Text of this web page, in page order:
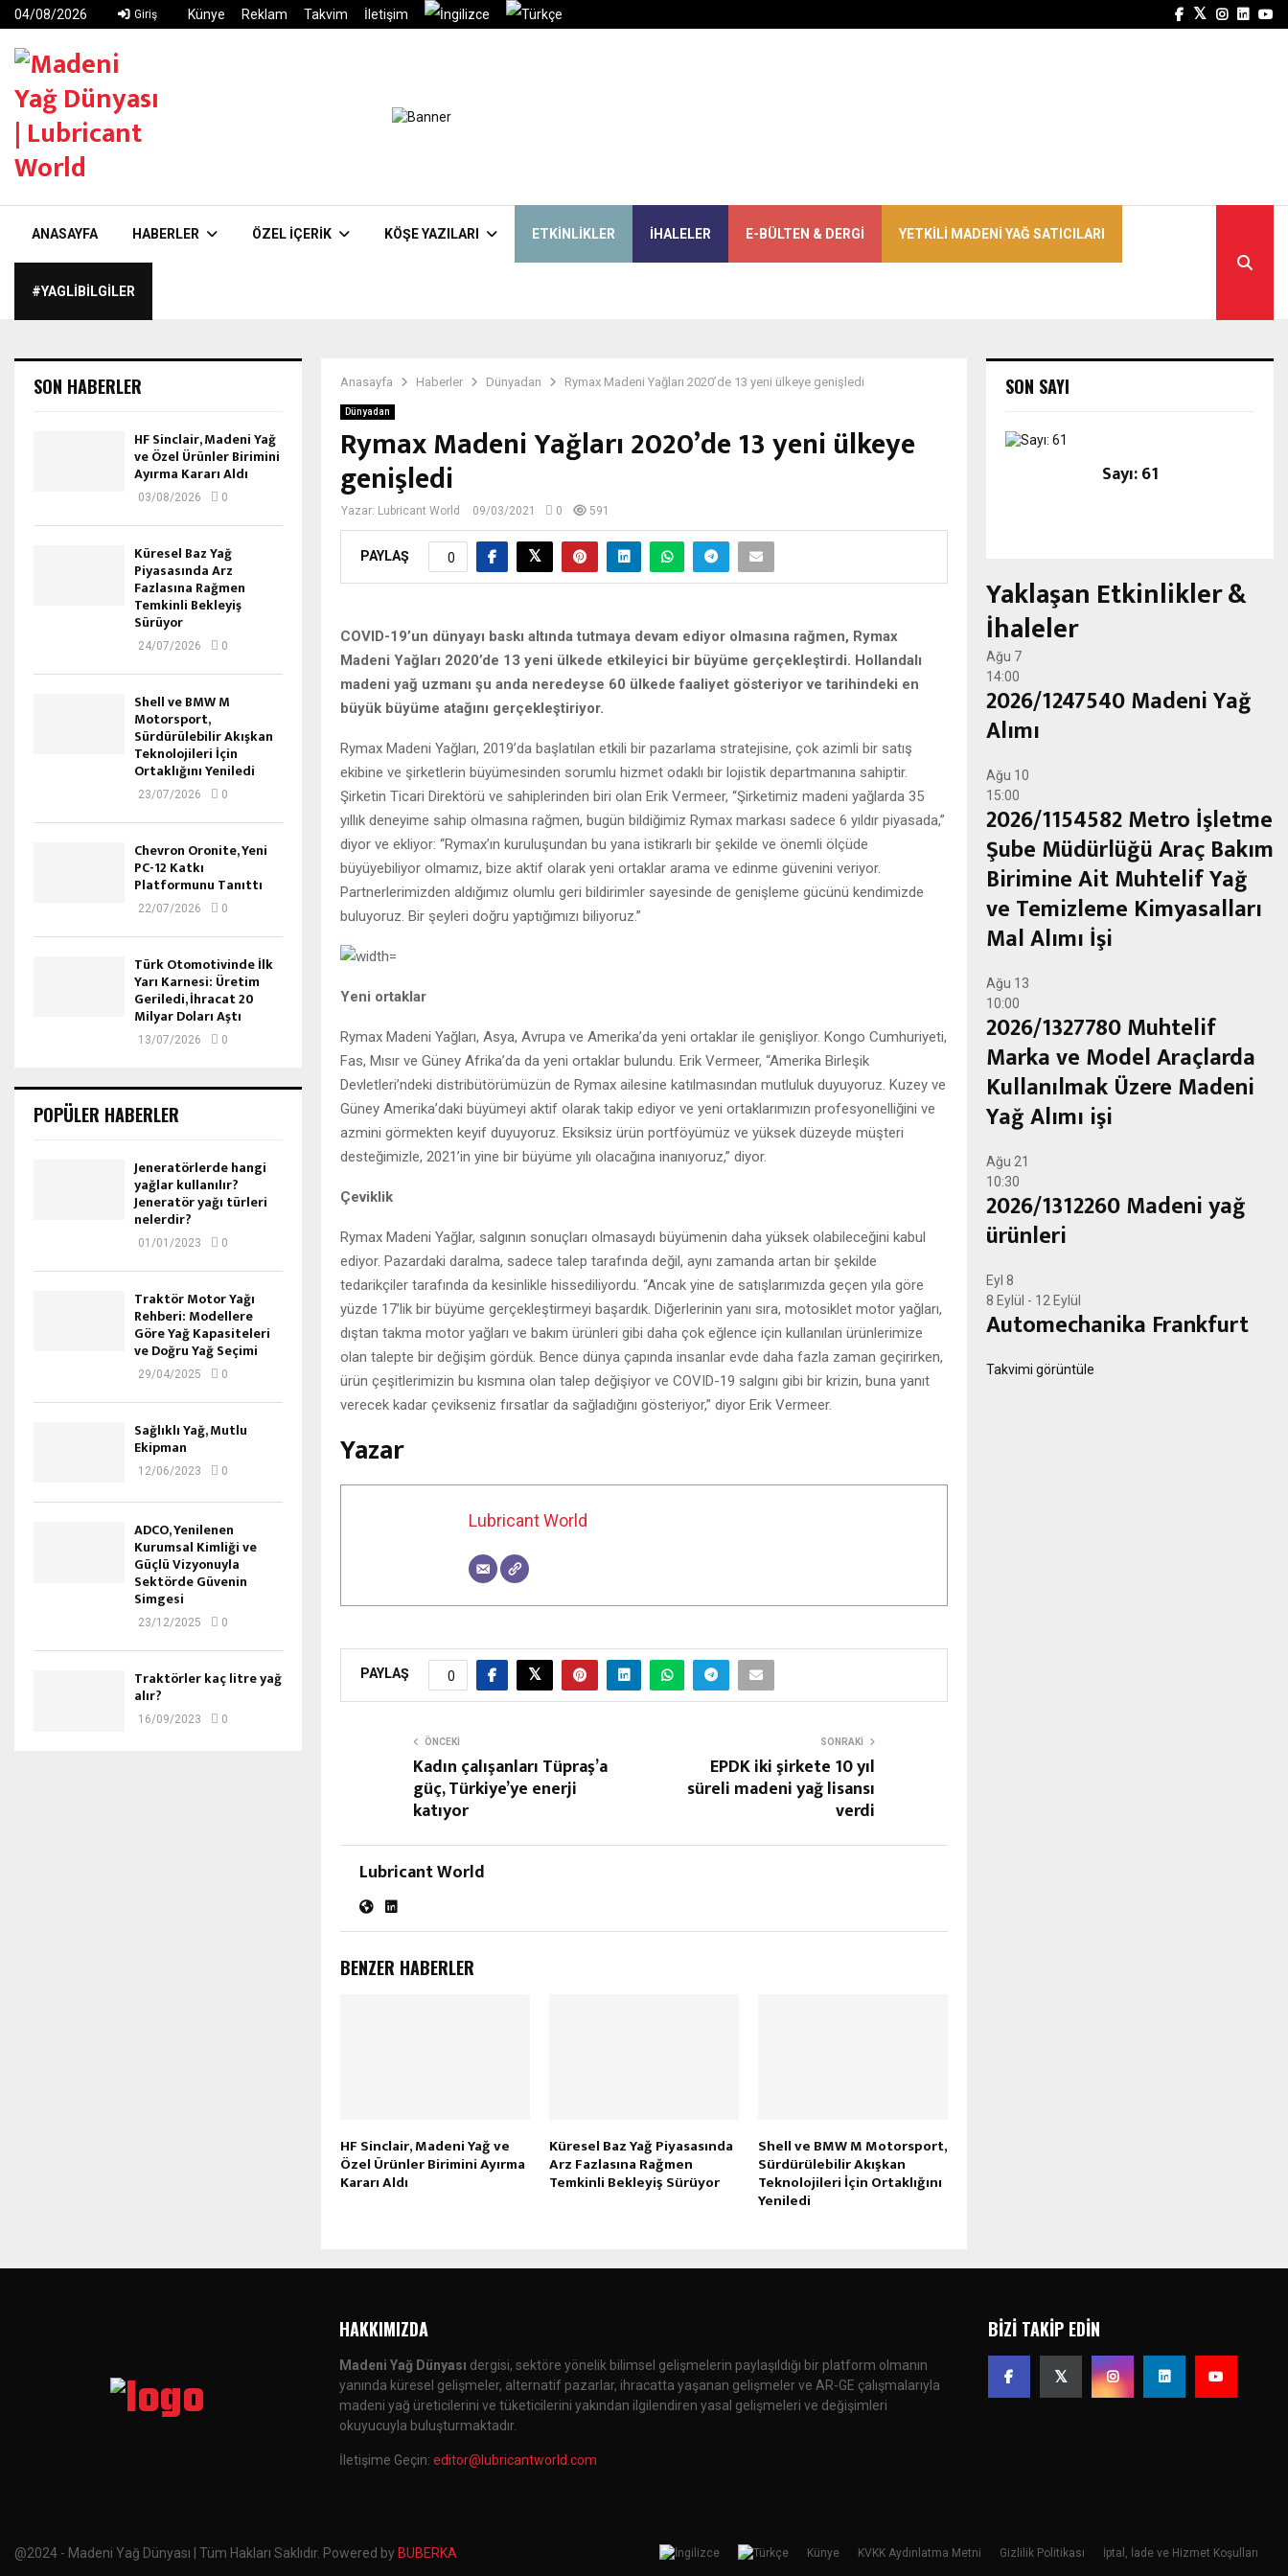
04/08/2026 Giriş Künye Reklam Takvim İletişim Facebook
Twitter
Instagram
ANASAYFA HABERLER ÖZEL İÇERIK KÖŞE YAZILARI ETKINLIKLER İHALELER E-BÜLTEN & DERGI YETKILI MADENI YAĞ SATICILARI
#YAGLIBILGILER
Anasayfa Haberler Dünyadan Rymax Madeni Yağları 2020’de 13 yeni ülkeye genişledi
Dünyadan
Rymax Madeni Yağları 2020’de 13 yeni ülkeye
genişledi
Yazar: Lubricant World 09/03/2021 0 591
PAYLAŞ 0
COVID-19’un dünyayı baskı altında tutmaya devam ediyor olmasına rağmen, Rymax
Madeni Yağları 2020’de 13 yeni ülkede etkileyici bir büyüme gerçekleştirdi. Hollandalı
madeni yağ uzmanı şu anda neredeyse 60 ülkede faaliyet gösteriyor ve tarihindeki en
büyük büyüme atağını gerçekleştiriyor.
Rymax Madeni Yağları, 2019’da başlatılan etkili bir pazarlama stratejisine, çok azimli bir satış
ekibine ve şirketlerin büyümesinden sorumlu hizmet odaklı bir lojistik departmanına sahiptir.
Şirketin Ticari Direktörü ve sahiplerinden biri olan Erik Vermeer, “Şirketimiz madeni yağlarda 35
yıllık deneyime sahip olmasına rağmen, bugün bildiğimiz Rymax markası sadece 6 yıldır piyasada,”
diyor ve ekliyor: “Rymax’ın kuruluşundan bu yana istikrarlı bir şekilde ve önemli ölçüde
büyüyebiliyor olmamız, bize aktif olarak yeni ortaklar arama ve edinme güvenini veriyor.
Partnerlerimizden aldığımız olumlu geri bildirimler sayesinde de genişleme gücünü kendimizde
buluyoruz. Bir şeyleri doğru yaptığımızı biliyoruz.”
Yeni ortaklar
Rymax Madeni Yağları, Asya, Avrupa ve Amerika’da yeni ortaklar ile genişliyor. Kongo Cumhuriyeti,
Fas, Mısır ve Güney Afrika’da da yeni ortaklar bulundu. Erik Vermeer, “Amerika Birleşik
Devletleri’ndeki distribütörümüzün de Rymax ailesine katılmasından mutluluk duyuyoruz. Kuzey ve
Güney Amerika’daki büyümeyi aktif olarak takip ediyor ve yeni ortaklarımızın profesyonelliğini ve
azmini görmekten keyif duyuyoruz. Eksiksiz ürün portföyümüz ve yüksek düzeyde müşteri
desteğimizle, 2021’in yine bir büyüme yılı olacağına inanıyoruz,” diyor.
Çeviklik
Rymax Madeni Yağlar, salgının sonuçları olmasaydı büyümenin daha yüksek olabileceğini kabul
ediyor. Pazardaki daralma, sadece talep tarafında değil, aynı zamanda artan bir şekilde
tedarikçiler tarafında da kesinlikle hissediliyordu. “Ancak yine de satışlarımızda geçen yıla göre
yüzde 17’lik bir büyüme gerçekleştirmeyi başardık. Diğerlerinin yanı sıra, motosiklet motor yağları,
dıştan takma motor yağları ve bakım ürünleri gibi daha çok eğlence için kullanılan ürünlerimize
olan talepte bir değişim gördük. Bence dünya çapında insanlar evde daha fazla zaman geçirirken,
ürün çeşitlerimizin bu kısmına olan talep değişiyor ve COVID-19 salgını gibi bir krizin, buna yanıt
verecek kadar çevikseniz fırsatlar da sağladığını gösteriyor,” diyor Erik Vermeer.
Yazar
Lubricant World
PAYLAŞ 0
ÖNCEKI
Kadın çalışanları Tüpraş’a
güç, Türkiye’ye enerji
katıyor
SONRAKI
EPDK iki şirkete 10 yıl
süreli madeni yağ lisansı
verdi
Lubricant World
BENZER HABERLER
HF Sinclair, Madeni Yağ ve
Özel Ürünler Birimini Ayırma
Kararı Aldı
Küresel Baz Yağ Piyasasında
Arz Fazlasına Rağmen
Temkinli Bekleyiş Sürüyor
Shell ve BMW M Motorsport,
Sürdürülebilir Akışkan
Teknolojileri İçin Ortaklığını
Yeniledi
SON HABERLER
HF Sinclair, Madeni Yağ
ve Özel Ürünler Birimini
Ayırma Kararı Aldı
03/08/2026 0
Küresel Baz Yağ
Piyasasında Arz
Fazlasına Rağmen
Temkinli Bekleyiş
Sürüyor
24/07/2026 0
Shell ve BMW M
Motorsport,
Sürdürülebilir Akışkan
Teknolojileri İçin
Ortaklığını Yeniledi
23/07/2026 0
Chevron Oronite, Yeni
PC-12 Katkı
Platformunu Tanıttı
22/07/2026 0
Türk Otomotivinde İlk
Yarı Karnesi: Üretim
Geriledi, İhracat 20
Milyar Doları Aştı
13/07/2026 0
POPÜLER HABERLER
Jeneratörlerde hangi
yağlar kullanılır?
Jeneratör yağı türleri
nelerdir?
01/01/2023 0
Traktör Motor Yağı
Rehberi: Modellere
Göre Yağ Kapasiteleri
ve Doğru Yağ Seçimi
29/04/2025 0
Sağlıklı Yağ, Mutlu
Ekipman
12/06/2023 0
ADCO, Yenilenen
Kurumsal Kimliği ve
Güçlü Vizyonuyla
Sektörde Güvenin
Simgesi
23/12/2025 0
Traktörler kaç litre yağ
alır?
16/09/2023 0
SON SAYI
Sayı: 61
Yaklaşan Etkinlikler &
İhaleler
Ağu 7
14:00
2026/1247540 Madeni Yağ
Alımı
Ağu 10
15:00
2026/1154582 Metro İşletme
Şube Müdürlüğü Araç Bakım
Birimine Ait Muhtelif Yağ
ve Temizleme Kimyasalları
Mal Alımı İşi
Ağu 13
10:00
2026/1327780 Muhtelif
Marka ve Model Araçlarda
Kullanılmak Üzere Madeni
Yağ Alımı işi
Ağu 21
10:30
2026/1312260 Madeni yağ
ürünleri
Eyl 8
8 Eylül - 12 Eylül
Automechanika Frankfurt
Takvimi görüntüle
HAKKIMIZDA
Madeni Yağ Dünyası dergisi, sektöre yönelik bilimsel gelişmelerin paylaşıldığı bir platform olmanın
yanında küresel gelişmeler, alternatif pazarlar, ihracatta yaşanan gelişmeler ve AR-GE çalışmalarıyla
madeni yağ üreticilerini ve tüketicilerini yakından ilgilendiren yasal gelişmeleri ve değişimleri
okuyucuyla buluşturmaktadır.
İletişime Geçin: editor@lubricantworld.com
BIZI TAKIP EDIN
@2024 - Madeni Yağ Dünyası | Tüm Hakları Saklıdır. Powered by BUBERKA Künye KVKK Aydınlatma Metni Gizlilik Politikası İptal, İade ve Hizmet Koşulları